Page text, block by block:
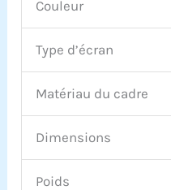
Couleur
Type d’écran
Matériau du cadre
Dimensions
Poids